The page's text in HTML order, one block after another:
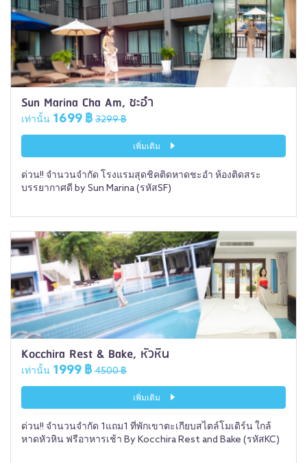
Sun Marina Cha Am, ชะอำ
เท่านั้น 1699 ฿ 3299 ฿
เพิ่มเติม
ด่วน!! จำนวนจำกัด โรงแรมสุดชิคติดหาดชะอำ ห้องติดสระ
บรรยากาศดี by Sun Marina (รหัสSF)
Kocchira Rest & Bake, หัวหิน
เท่านั้น 1999 ฿ 4500 ฿
เพิ่มเติม
ด่วน!! จำนวนจำกัด 1แถม1 ที่พักเขาตะเกียบสไตล์โมเดิร์น ใกล้
หาดหัวหิน ฟรีอาหารเช้า By Kocchira Rest and Bake (รหัสKC)